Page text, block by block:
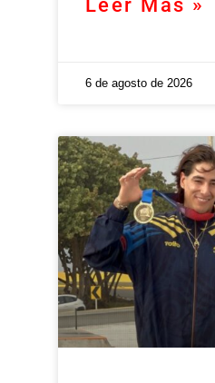
Leer Más »
6 de agosto de 2026